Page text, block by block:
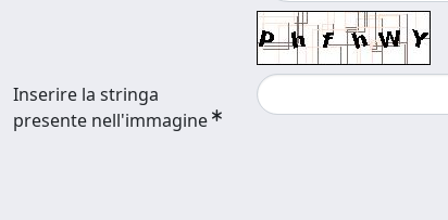
Inserire la stringa
presente nell'immagine